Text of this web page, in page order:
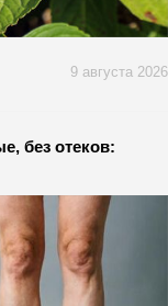
9 августа 2026
без отеков: